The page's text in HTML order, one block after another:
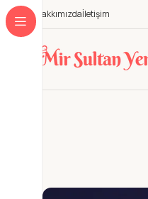
Hakkımızdaİletişim